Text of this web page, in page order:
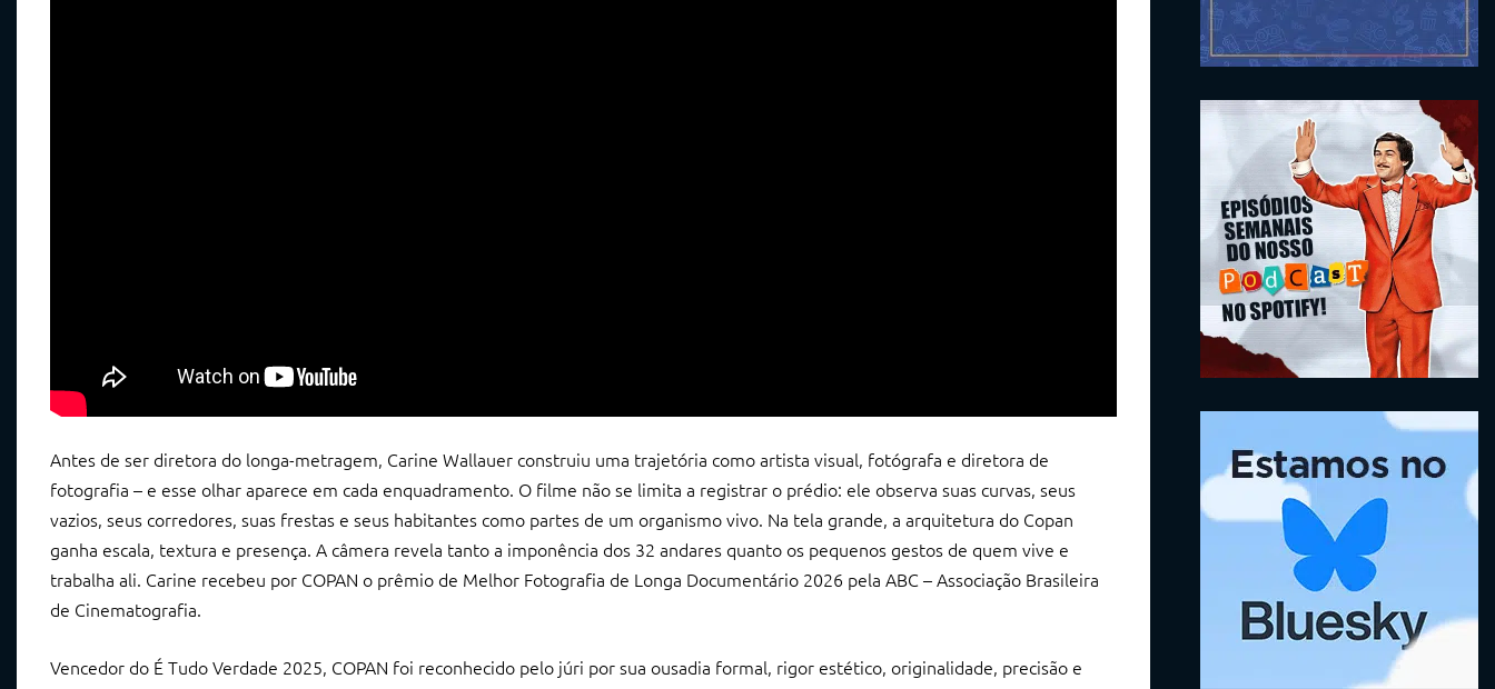
Antes de ser diretora do longa-metragem, Carine Wallauer construiu uma trajetória como artista visual, fotógrafa e diretora de
fotografia – e esse olhar aparece em cada enquadramento. O filme não se limita a registrar o prédio: ele observa suas curvas, seus
vazios, seus corredores, suas frestas e seus habitantes como partes de um organismo vivo. Na tela grande, a arquitetura do Copan
ganha escala, textura e presença. A câmera revela tanto a imponência dos 32 andares quanto os pequenos gestos de quem vive e
trabalha ali. Carine recebeu por COPAN o prêmio de Melhor Fotografia de Longa Documentário 2026 pela ABC – Associação Brasileira
de Cinematografia.
Vencedor do É Tudo Verdade 2025, COPAN foi reconhecido pelo júri por sua ousadia formal, rigor estético, originalidade, precisão e